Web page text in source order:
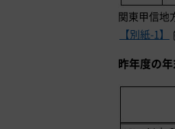
関東甲信地
【別紙-1】
昨年度の